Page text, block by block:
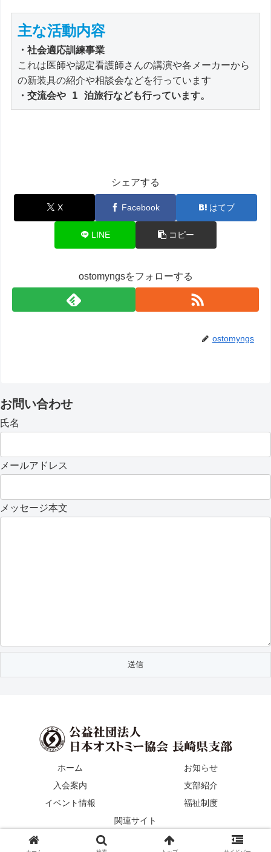
主な活動内容
・社会適応訓練事業
これは医師や認定看護師さんの講演や各メーカーから
・交流会や 1 泊旅行なども行っています。
シェアする
X Facebook はてブ
LINE コピー
ostomyngsをフォローする
ostomyngs
お問い合わせ
氏名
メールアドレス
メッセージ本文
ホーム
お知らせ
入会案内
支部紹介
イベント情報
福祉制度
関連サイト
© 2023 日本オストミー協会 長崎県支部.